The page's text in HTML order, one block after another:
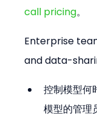
call pricing。
Enterprise
and data-
控制模型何
模型的管理